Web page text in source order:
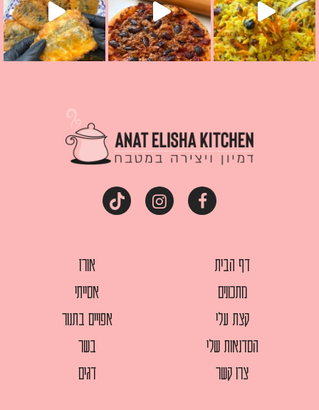
דף הבית
מתכונים
קצת עלי
הסדנאות שלי
צרו קשר
אורז
אסייתי
אפויים בתנור
בשר
דגים